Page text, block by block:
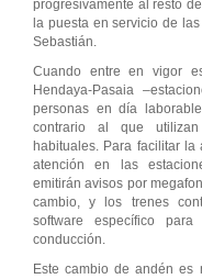
progresivamente al resto
la puesta en servicio de
Sebastián.
Cuando entre en vigor
Hendaya-Pasaia
personas en día
contrario al que utilizan
habituales. Para facilitar
atención en las
emitirán avisos por
cambio, y los trenes
software específico
conducción.
Este cambio de andén es